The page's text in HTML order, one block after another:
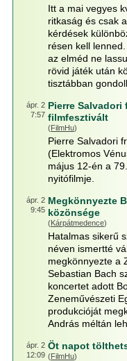
Itt a mai vegyes
ritkaság és csak
kérdések
résen kell
az elméd ne
rövid játék után
tisztábban
ápr. 2
7:57
Pierre Salvadori
filmfesztivált
(FilmHu)
Pierre Salvadori
(Elektromos
május 12-én a
nyitófilmje.
ápr. 2
9:45
Megkönnyezte
közönsége
(Kárpátmedence)
Hatalmas sikerű
néven ismertté
megkönnyezte a
Sebastian Bach
koncertet adott
Zeneművészeti
produkcióját
András méltán
ápr. 2
12:09
Öt napot
(FilmHu)